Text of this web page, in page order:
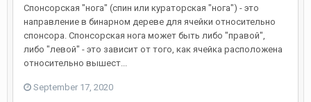
Спонсорская "нога" (спин или кураторская "нога") - это
направление в бинарном дереве для ячейки относительно
спонсора. Спонсорская нога может быть либо "правой",
либо "левой" - это зависит от того, как ячейка расположена
относительно вышест...
September 17, 2020